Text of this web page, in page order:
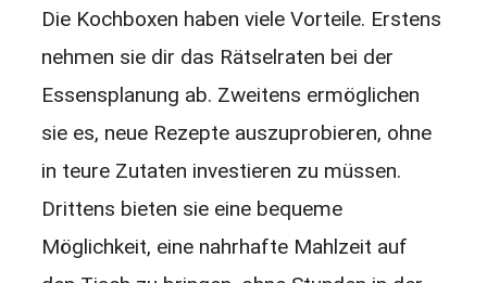
Die Kochboxen haben viele Vorteile. Erstens
nehmen sie dir das Rätselraten bei der
Essensplanung ab. Zweitens ermöglichen
sie es, neue Rezepte auszuprobieren, ohne
in teure Zutaten investieren zu müssen.
Drittens bieten sie eine bequeme
Möglichkeit, eine nahrhafte Mahlzeit auf